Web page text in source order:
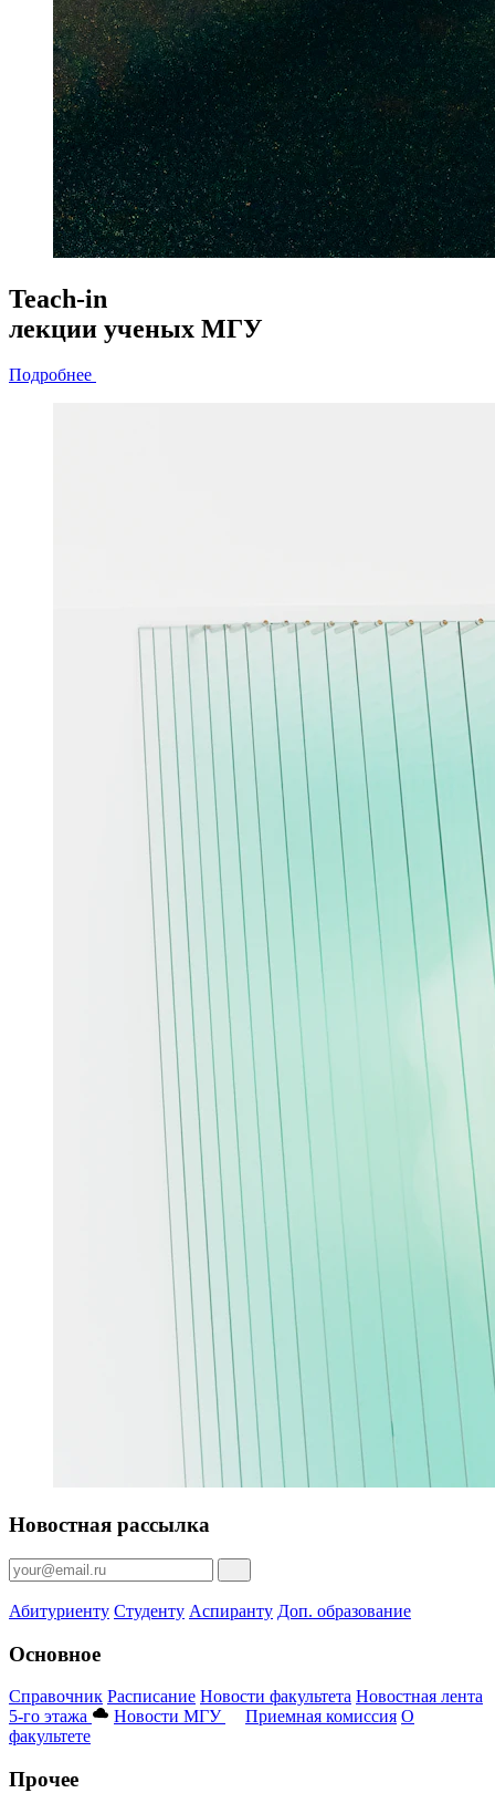
Teach-in
лекции ученых МГУ
Подробнее
Новостная рассылка
Абитуриенту Студенту Аспиранту Доп. образование
Основное
Справочник Расписание Новости факультета Новостная лента
5-го этажа
Новости МГУ Приемная комиссия О
факультете
Прочее